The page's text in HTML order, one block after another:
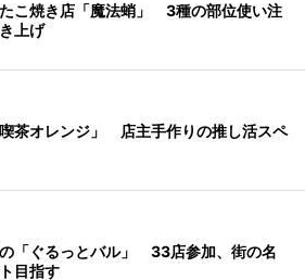
こ焼き店「魔法蛸」 3種の部位使い注
上げ
茶オレンジ」 店主手作りの推し活スペ
「ぐるっとバル」 33店参加、街の名
目指す